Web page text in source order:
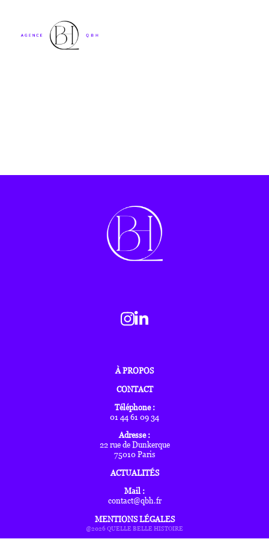
À PROPOS
CONTACT
Téléphone :
01 44 61 09 34
Adresse :
22 rue de Dunkerque
75010 Paris
ACTUALITÉS
Mail :
contact@qbh.fr
MENTIONS LÉGALES
@2026 QUELLE BELLE HISTOIRE